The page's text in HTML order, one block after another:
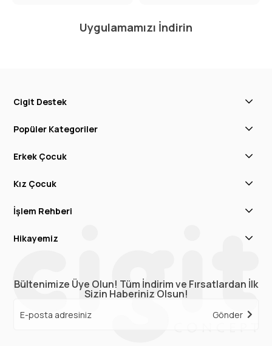
Uygulamamızı İndirin
Cigit Destek
Popüler Kategoriler
Erkek Çocuk
Kız Çocuk
İşlem Rehberi
Hikayemiz
Bültenimize Üye Olun! Tüm İndirim ve Fırsatlardan İlk
Sizin Haberiniz Olsun!
Gönder